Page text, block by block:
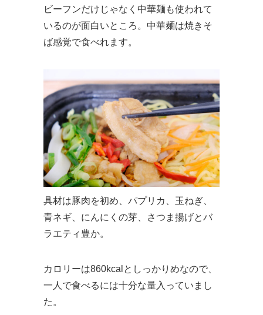
ビーフンだけじゃなく中華麺も使われて
いるのが面白いところ。中華麺は焼きそ
ば感覚で食べれます。
具材は豚肉を初め、パプリカ、玉ねぎ、
青ネギ、にんにくの芽、さつま揚げとバ
ラエティ豊か。
カロリーは860kcalとしっかりめなので、
一人で食べるには十分な量入っていまし
た。